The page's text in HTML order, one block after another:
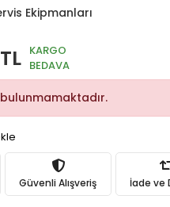
Ekipmanları
KARGO
BEDAVA
Güvenli Alışveriş İade ve